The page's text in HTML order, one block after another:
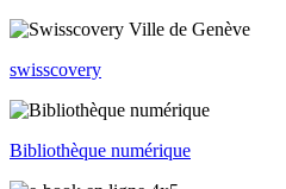
swisscovery
Bibliothèque numérique